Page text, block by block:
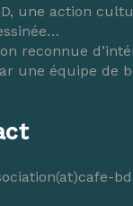
une action
reconnue
une équipe de